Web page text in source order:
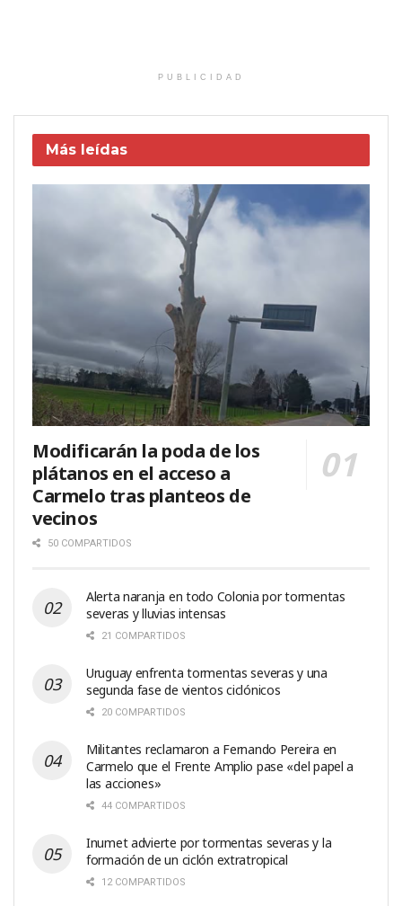
PUBLICIDAD
Más leídas
Modificarán la poda de los
plátanos en el acceso a
Carmelo tras planteos de
vecinos
50 COMPARTIDOS
Alerta naranja en todo Colonia por tormentas
severas y lluvias intensas
21 COMPARTIDOS
Uruguay enfrenta tormentas severas y una
segunda fase de vientos ciclónicos
20 COMPARTIDOS
Militantes reclamaron a Fernando Pereira en
Carmelo que el Frente Amplio pase «del papel a
las acciones»
44 COMPARTIDOS
Inumet advierte por tormentas severas y la
formación de un ciclón extratropical
12 COMPARTIDOS